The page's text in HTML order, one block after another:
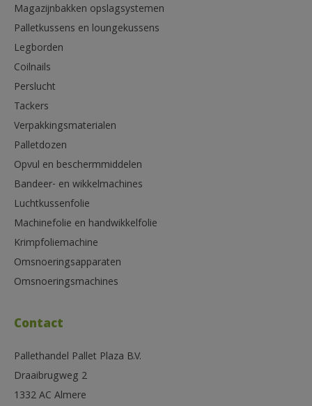
Magazijnbakken opslagsystemen
Palletkussens en loungekussens
Legborden
Coilnails
Perslucht
Tackers
Verpakkingsmaterialen
Palletdozen
Opvul en beschermmiddelen
Bandeer- en wikkelmachines
Luchtkussenfolie
Machinefolie en handwikkelfolie
Krimpfoliemachine
Omsnoeringsapparaten
Omsnoeringsmachines
Contact
Pallethandel Pallet Plaza B.V.
Draaibrugweg 2
1332 AC Almere